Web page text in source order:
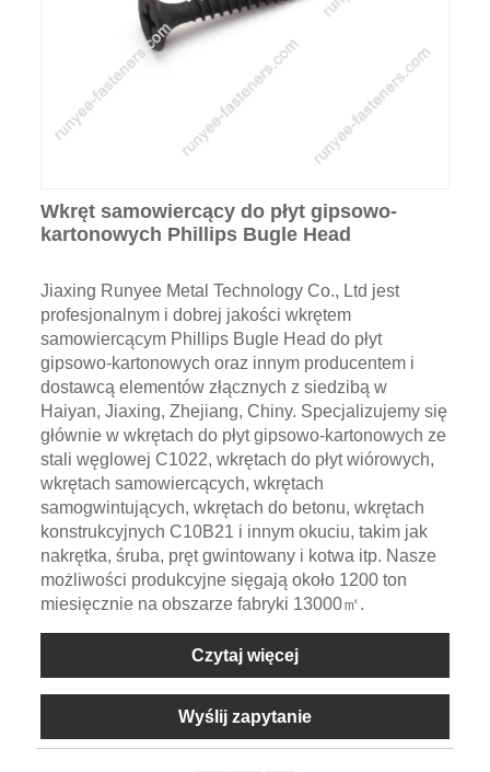
Wkręt samowiercący do płyt gipsowo-
kartonowych Phillips Bugle Head
Jiaxing Runyee Metal Technology Co., Ltd jest
profesjonalnym i dobrej jakości wkrętem
samowiercącym Phillips Bugle Head do płyt
gipsowo-kartonowych oraz innym producentem i
dostawcą elementów złącznych z siedzibą w
Haiyan, Jiaxing, Zhejiang, Chiny. Specjalizujemy się
głównie w wkrętach do płyt gipsowo-kartonowych ze
stali węglowej C1022, wkrętach do płyt wiórowych,
wkrętach samowiercących, wkrętach
samogwintujących, wkrętach do betonu, wkrętach
konstrukcyjnych C10B21 i innym okuciu, takim jak
nakrętka, śruba, pręt gwintowany i kotwa itp. Nasze
możliwości produkcyjne sięgają około 1200 ton
miesięcznie na obszarze fabryki 13000㎡.
Czytaj więcej
Wyślij zapytanie